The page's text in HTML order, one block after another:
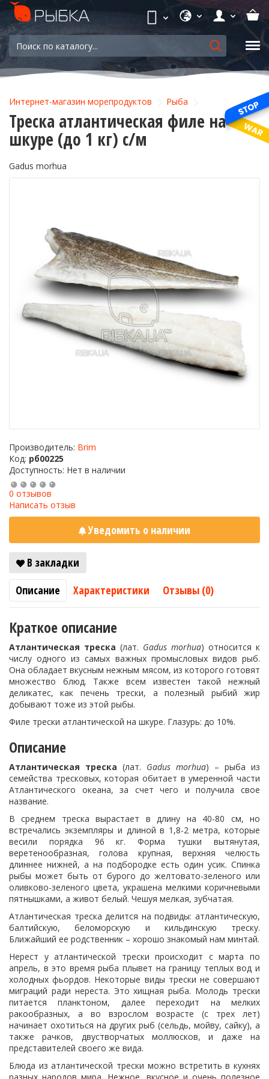
Интернет-магазин морепродуктов Рыба
Треска атлантическая филе на
шкуре (до 1 кг) с/м
Gadus morhua
Производитель: Brim
Код: рб00225
Доступность: Нет в наличии
0 отзывов
Написать отзыв
Уведомить о наличии
В закладки
Описание
Характеристики Отзывы (0)
Краткое описание
Атлантическая треска (лат. Gadus morhua) относится к
числу одного из самых важных промысловых видов рыб.
Она обладает вкусным нежным мясом, из которого готовят
множество блюд. Также всем известен такой нежный
деликатес, как печень трески, а полезный рыбий жир
добывают тоже из этой рыбы.
Филе трески атлантической на шкуре. Глазурь: до 10%.
Описание
Атлантическая треска (лат. Gadus morhua) – рыба из
семейства тресковых, которая обитает в умеренной части
Атлантического океана, за счет чего и получила свое
название.
В среднем треска вырастает в длину на 40-80 см, но
встречались экземпляры и длиной в 1,8-2 метра, которые
весили порядка 96 кг. Форма тушки вытянутая,
веретенообразная, голова крупная, верхняя челюсть
длиннее нижней, а на подбородке есть один усик. Спинка
рыбы может быть от бурого до желтовато-зеленого или
оливково-зеленого цвета, украшена мелкими коричневыми
пятнышками, а живот белый. Чешуя мелкая, зубчатая.
Атлантическая треска делится на подвиды: атлантическую,
балтийскую, беломорскую и кильдинскую треску.
Ближайший ее родственник – хорошо знакомый нам минтай.
Нерест у атлантической трески происходит с марта по
апрель, в это время рыба плывет на границу теплых вод и
холодных фьордов. Некоторые виды трески не совершают
миграций ради нереста. Это хищная рыба. Молодь трески
питается планктоном, далее переходит на мелких
ракообразных, а во взрослом возрасте (с трех лет)
начинает охотиться на других рыб (сельдь, мойву, сайку), а
также рачков, двустворчатых моллюсков, и даже на
представителей своего же вида.
Блюда из атлантической трески можно встретить в кухнях